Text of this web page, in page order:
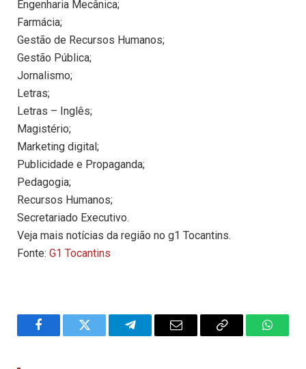
Engenharia Mecânica;
Farmácia;
Gestão de Recursos Humanos;
Gestão Pública;
Jornalismo;
Letras;
Letras – Inglês;
Magistério;
Marketing digital;
Publicidade e Propaganda;
Pedagogia;
Recursos Humanos;
Secretariado Executivo.
Veja mais notícias da região no g1 Tocantins.
Fonte: G1 Tocantins
FacebookTwitter TelegramEmail
Copy